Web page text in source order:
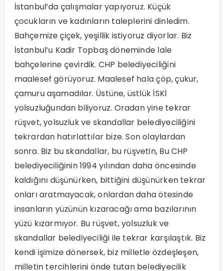
İstanbul’da çalışmalar yapıyoruz. Küçük
çocukların ve kadınların taleplerini dinledim.
Bahçemize çiçek, yeşillik istiyoruz diyorlar. Biz
İstanbul’u Kadir Topbaş döneminde lale
bahçelerine çevirdik. CHP belediyeciliğini
maalesef görüyoruz. Maalesef hala çöp, çukur,
çamuru aşamadılar. Üstüne, üstlük İSKİ
yolsuzluğundan biliyoruz. Oradan yine tekrar
rüşvet, yolsuzluk ve skandallar belediyeciliğini
tekrardan hatırlattılar bize. Son olaylardan
sonra. Biz bu skandallar, bu rüşvetin, Bu CHP
belediyeciliğinin 1994 yılından daha öncesinde
kaldığını düşünürken, bittiğini düşünürken tekrar
onları aratmayacak, onlardan daha ötesinde
insanların yüzünün kızaracağı ama bazılarının
yüzü kızarmıyor. Bu rüşvet, yolsuzluk ve
skandallar belediyeciliği ile tekrar karşılaştık. Biz
kendi işimize dönersek, biz milletle özdeşleşen,
milletin tercihlerini önde tutan belediyecilik